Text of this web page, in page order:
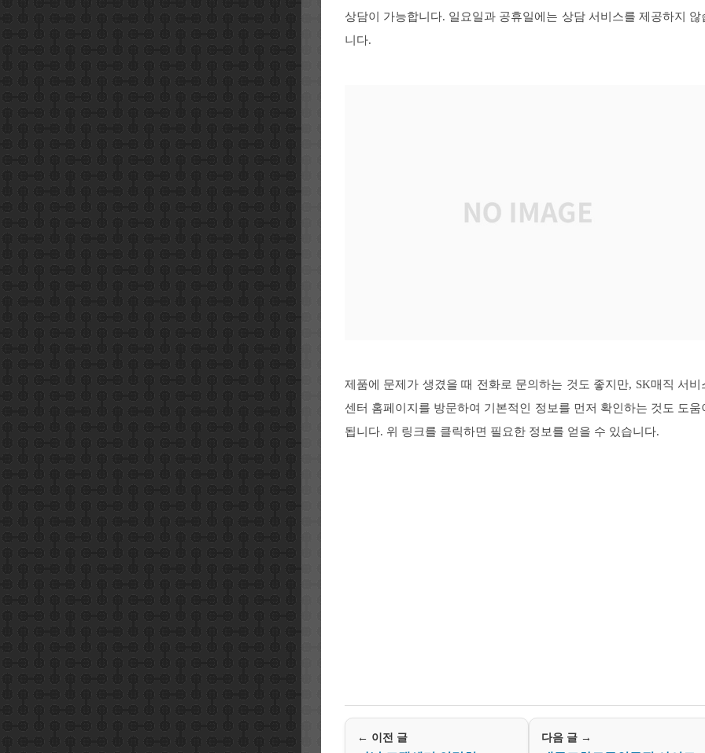
상담이 가능합니다. 일요일과 공휴일에는 상담 서비스를 제공하지 않
니다.
제품에 문제가 생겼을 때 전화로 문의하는 것도 좋지만, SK매직 서비
센터 홈페이지를 방문하여 기본적인 정보를 먼저 확인하는 것도 도움
됩니다. 위 링크를 클릭하면 필요한 정보를 얻을 수 있습니다.
← 이전 글 다음 글 →